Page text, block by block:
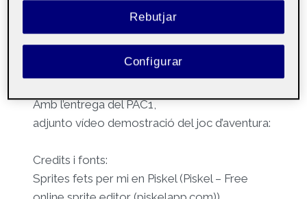
Programación de
Públic
Amb l’entrega del PAC1,
adjunto vídeo demostració del joc d’aventura:
Credits i fonts:
Sprites fets per mi en Piskel (Piskel – Free
Rebutjar
Configurar